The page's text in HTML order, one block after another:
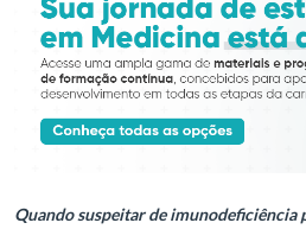
Quando suspeitar de imunodeficiência